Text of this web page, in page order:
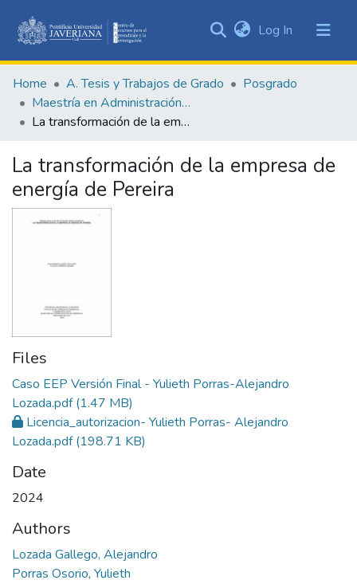
&
Collections
All of DSpace
Statistics
Log In (current)
Home A. Tesis y Trabajos de Grado
Posgrado
Maestría en Administración de Empresas
La transformación de la empresa de energía de Pereira
La transformación de la empresa de
energía de Pereira
Files
Caso EEP Versión Final - Yulieth Porras-Alejandro
Lozada.pdf(1.47 MB)
Licencia_autorizacion- Yulieth Porras- Alejandro
Lozada.pdf(198.71 KB)
Date
2024
Authors
Lozada Gallego, Alejandro
Porras Osorio, Yulieth